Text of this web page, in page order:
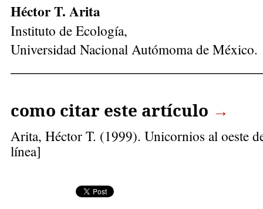
Héctor T. Arita
Instituto de Ecología,
Universidad Nacional Autómoma de México.
como citar este artículo →
Arita, Héctor T. (1999). Unicornios al oeste
línea]